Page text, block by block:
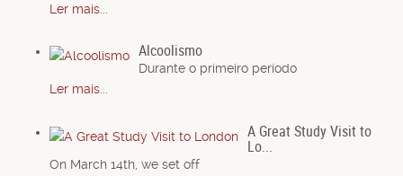
Ler mais...
Alcoolismo
Durante o primeiro período
Ler mais...
A Great Study Visit to
Lo...
On March 14th, we set off